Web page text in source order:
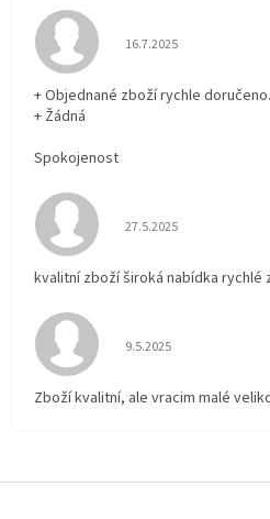
Hodnocení obchodu je
16.7.2025
+ Objednané zboží rychle doručeno.
+ Žádná
Spokojenost
Hodnocení obchodu je
27.5.2025
kvalitní zboží široká nabídka rychlé
Hodnocení obchodu je
9.5.2025
Zboží kvalitní, ale vracim malé